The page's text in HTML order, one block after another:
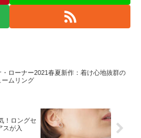
・ローナー2021春夏新作：着け心地抜群の
ームリング
！ロングセ
スが入